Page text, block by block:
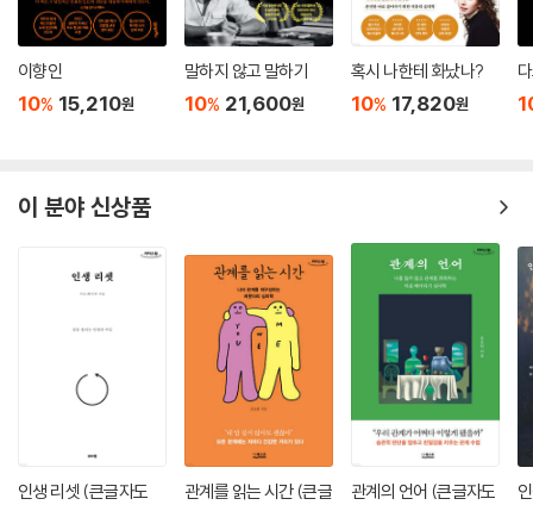
이향인
10% 15,210원
말하지 않고 말하기
10% 21,600원
혹시 나한테 화났나?
10% 17,820원
이 분야 신상품
인생 리셋 (큰글자도
관계를 읽는 시간 (큰글
관계의 언어 (큰글자도